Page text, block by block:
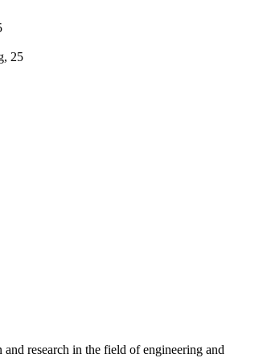
25
research in the field of engineering and